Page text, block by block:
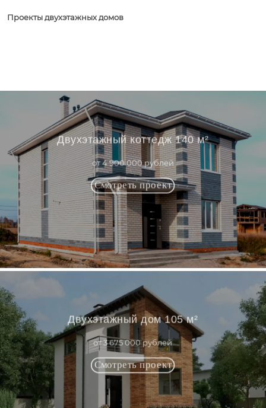
Проекты двухэтажных домов
Двухэтажный коттедж 140 м²
от 4 900 000 рублей
Двухэтажный дом 105 м²
от 3 675 000 рублей